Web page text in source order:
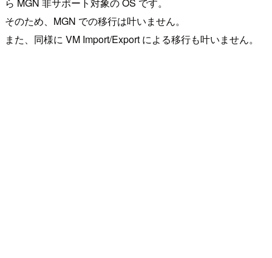
そのため、MGN での移行は叶いません。
また、同様に VM Import/Export による移行も叶いません。